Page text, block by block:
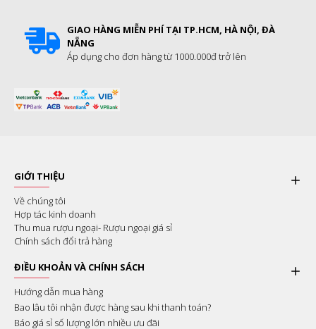
GIAO HÀNG MIỄN PHÍ TẠI TP.HCM, HÀ NỘI, ĐÀ
NẴNG
Áp dụng cho đơn hàng từ 1000.000đ trở lên
GIỚI THIỆU
Về chúng tôi
Hợp tác kinh doanh
Thu mua rượu ngoại- Rượu ngoại giá sỉ
Chính sách đổi trả hàng
ĐIỀU KHOẢN VÀ CHÍNH SÁCH
Hướng dẫn mua hàng
Bao lâu tôi nhận được hàng sau khi thanh toán?
Báo giá sỉ số lượng lớn nhiều ưu đãi